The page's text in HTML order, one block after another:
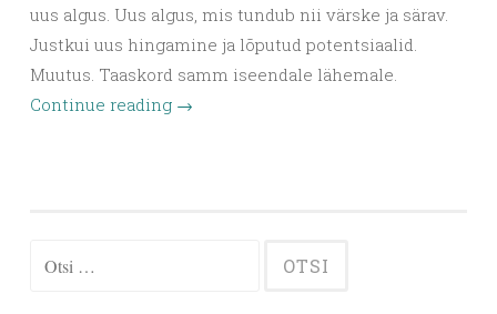
uus algus. Uus algus, mis tundub nii värske ja särav.
Justkui uus hingamine ja lõputud potentsiaalid.
Muutus. Taaskord samm iseendale lähemale.
Continue reading →
Otsi: